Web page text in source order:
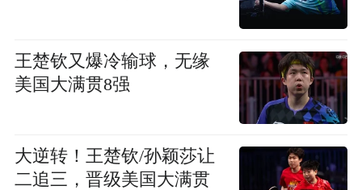
王楚钦又爆冷输球，无缘
美国大满贯8强
大逆转！王楚钦/孙颖莎让
二追三，晋级美国大满贯